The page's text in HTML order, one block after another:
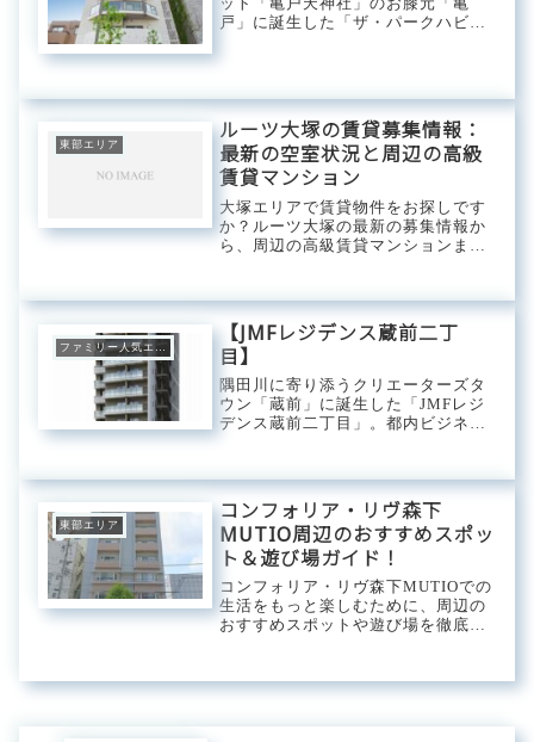
戸」に誕生した「ザ・パークハビオ
ーザーから支持される人気のシリー
ズマンションです。...
東部エリア
ルーツ大塚の賃貸募集情報：
最新の空室状況と周辺の高級
賃貸マンション
大塚エリアで賃貸物件をお探しです
か？ルーツ大塚の最新の募集情報か
ら、周辺の高級賃貸マンションま
ズ、ペット可など、こだわり条件で
検索可能です。ルーツ大塚の最新賃
貸情報：空室状況と募...
【JMFレジデンス蔵前二丁
目】
隅田川に寄り添うクリエーターズタ
ウン「蔵前」に誕生した「JMFレジ
デンス蔵前二丁目」。都内ビジネス
できる高い利便性と空き倉庫や居抜
き物件などを利用したお洒落な飲食
店や個性的な雑...
東部エリア
コンフォリア・リヴ森下
MUTIO周辺のおすすめスポッ
ト＆遊び場ガイド！
コンフォリア・リヴ森下MUTIOでの
生活をもっと楽しむために、周辺の
おすすめスポットや遊び場を徹底ガ
地域密着のお店まで、MUTIO周辺の